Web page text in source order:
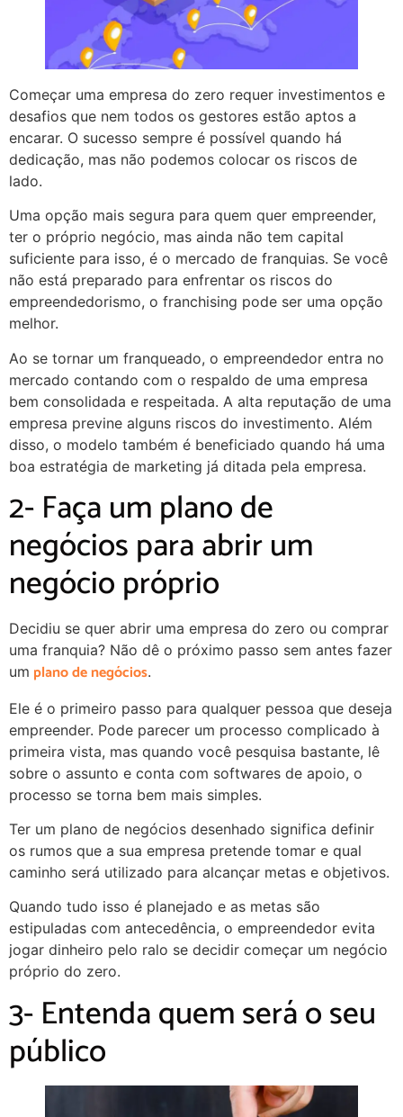
Começar uma empresa do zero requer investimentos e
desafios que nem todos os gestores estão aptos a
encarar. O sucesso sempre é possível quando há
dedicação, mas não podemos colocar os riscos de
lado.
Uma opção mais segura para quem quer empreender,
ter o próprio negócio, mas ainda não tem capital
suficiente para isso, é o mercado de franquias. Se você
não está preparado para enfrentar os riscos do
empreendedorismo, o franchising pode ser uma opção
melhor.
Ao se tornar um franqueado, o empreendedor entra no
mercado contando com o respaldo de uma empresa
bem consolidada e respeitada. A alta reputação de uma
empresa previne alguns riscos do investimento. Além
disso, o modelo também é beneficiado quando há uma
boa estratégia de marketing já ditada pela empresa.
2- Faça um plano de
negócios para abrir um
negócio próprio
Decidiu se quer abrir uma empresa do zero ou comprar
uma franquia? Não dê o próximo passo sem antes fazer
um plano de negócios.
Ele é o primeiro passo para qualquer pessoa que deseja
empreender. Pode parecer um processo complicado à
primeira vista, mas quando você pesquisa bastante, lê
sobre o assunto e conta com softwares de apoio, o
processo se torna bem mais simples.
Ter um plano de negócios desenhado significa definir
os rumos que a sua empresa pretende tomar e qual
caminho será utilizado para alcançar metas e objetivos.
Quando tudo isso é planejado e as metas são
estipuladas com antecedência, o empreendedor evita
jogar dinheiro pelo ralo se decidir começar um negócio
próprio do zero.
3- Entenda quem será o seu
público